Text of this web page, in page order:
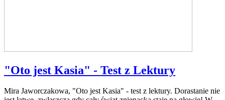
"Oto jest Kasia" - Test z Lektury
Mira Jaworczakowa, "Oto jest Kasia" - test z lektury. Dorastanie nie